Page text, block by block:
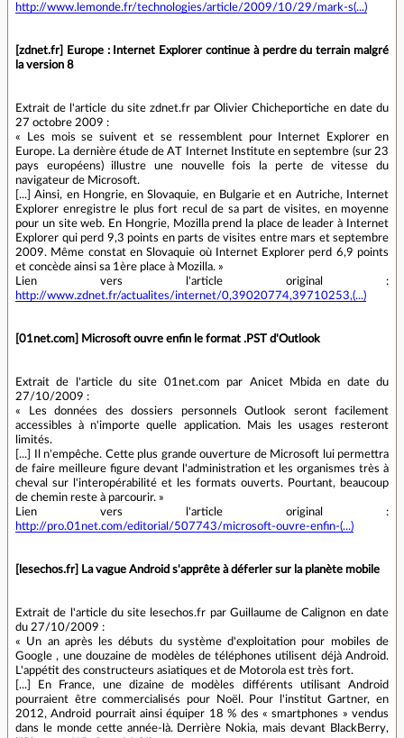
http://www.lemonde.fr/technologies/article/2009/10/29/mark-s(...)
[zdnet.fr] Europe : Internet Explorer continue à perdre du terrain malgré
la version 8
Extrait de l'article du site zdnet.fr par Olivier Chicheportiche en date du
27 octobre 2009 :
« Les mois se suivent et se ressemblent pour Internet Explorer en
Europe. La dernière étude de AT Internet Institute en septembre (sur 23
pays européens) illustre une nouvelle fois la perte de vitesse du
navigateur de Microsoft.
[...] Ainsi, en Hongrie, en Slovaquie, en Bulgarie et en Autriche, Internet
Explorer enregistre le plus fort recul de sa part de visites, en moyenne
pour un site web. En Hongrie, Mozilla prend la place de leader à Internet
Explorer qui perd 9,3 points en parts de visites entre mars et septembre
2009. Même constat en Slovaquie où Internet Explorer perd 6,9 points
et concède ainsi sa 1ère place à Mozilla. »
Lien vers l'article original :
http://www.zdnet.fr/actualites/internet/0,39020774,39710253,(...)
[01net.com] Microsoft ouvre enfin le format .PST d'Outlook
Extrait de l'article du site 01net.com par Anicet Mbida en date du
27/10/2009 :
« Les données des dossiers personnels Outlook seront facilement
accessibles à n'importe quelle application. Mais les usages resteront
limités.
[...] Il n'empêche. Cette plus grande ouverture de Microsoft lui permettra
de faire meilleure figure devant l'administration et les organismes très à
cheval sur l'interopérabilité et les formats ouverts. Pourtant, beaucoup
de chemin reste à parcourir. »
Lien vers l'article original :
http://pro.01net.com/editorial/507743/microsoft-ouvre-enfin-(...)
[lesechos.fr] La vague Android s'apprête à déferler sur la planète mobile
Extrait de l'article du site lesechos.fr par Guillaume de Calignon en date
du 27/10/2009 :
« Un an après les débuts du système d'exploitation pour mobiles de
Google , une douzaine de modèles de téléphones utilisent déjà Android.
L'appétit des constructeurs asiatiques et de Motorola est très fort.
[...] En France, une dizaine de modèles différents utilisant Android
pourraient être commercialisés pour Noël. Pour l'institut Gartner, en
2012, Android pourrait ainsi équiper 18 % des « smartphones » vendus
dans le monde cette année-là. Derrière Nokia, mais devant BlackBerry,